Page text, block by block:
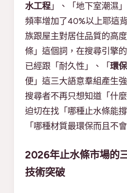
水工程 」、「地下室潮濕
頻率增加了40%以上耶這
族跟屋主對居住品質的高
條」這個詞，在搜尋引擎
已經跟「耐久性」、「環
便」這三大語意羣組產生
搜尋者不再只想知道「什
迫切在找「哪種止水條能
「哪種材質最環保而且不
2026年止水條市場的
技術突破